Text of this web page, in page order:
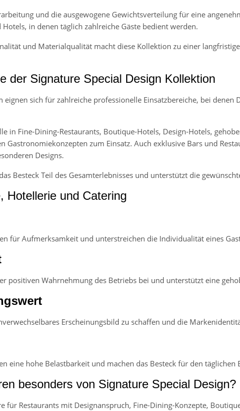
und die ausgewogene Gewichtsverteilung für eine
in denen täglich zahlreiche Gäste bedient werden.
und Materialqualität macht diese Kollektion zu einer
der Signature Special Design Kollektion
eignen sich für zahlreiche professionelle Einsatzbereiche, bei denen
in Fine-Dining-Restaurants, Boutique-Hotels, Design-Hotels,
Gastronomiekonzepten zum Einsatz. Auch exklusive Bars und
Designs.
Besteck Teil des Gesamterlebnisses und unterstützt die
Hotellerie und Catering
für Aufmerksamkeit und unterstreichen die Individualität eines
positiven Wahrnehmung des Betriebs bei und unterstützt eine
Erscheinungsbild zu schaffen und die
eine hohe Belastbarkeit und machen das Besteck für den täglichen
besonders von Signature Special Design?
für Restaurants mit Designanspruch, Fine-Dining-Konzepte,